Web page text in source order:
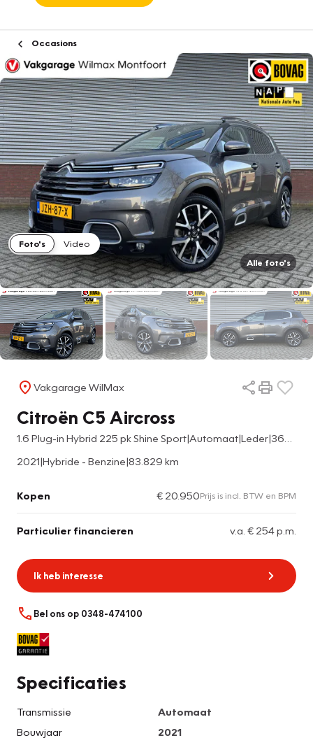
Occasions
Foto's
Video
Alle foto's
Vakgarage WilMax
Citroën C5 Aircross
2021|Hybride - Benzine|83.829 km
Kopen € 20.950Prijs is incl. BTW en BPM
Particulier financieren v.a. € 254 p.m.
Ik heb interesse
Bel ons op 0348-474100
Specificaties
Transmissie
Automaat
Bouwjaar
2021